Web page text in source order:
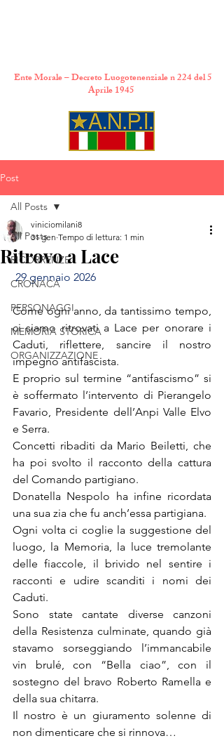
Ente Morale – Decreto Luogotenenziale n 224 del 5
Aprile 1945
Post
All Posts
RICORRENZE
CRONACA
PERSONAGGI
MEMORIA STORICA
ORGANIZZAZIONE
All Posts
Ritrovo a Lace
viniciomilani8
31 gen Tempo di lettura: 1 min
29 gennaio 2026
Come ogni anno, da tantissimo tempo,
ci siamo ritrovati a Lace per onorare i
Caduti, riflettere, sancire il nostro
impegno antifascista.
E proprio sul termine “antifascismo” si
è soffermato l’intervento di Pierangelo
Favario, Presidente dell’Anpi Valle Elvo
e Serra.
Concetti ribaditi da Mario Beiletti, che
ha poi svolto il racconto della cattura
del Comando partigiano.
Donatella Nespolo ha infine ricordata
una sua zia che fu anch’essa partigiana.
Ogni volta ci coglie la suggestione del
luogo, la Memoria, la luce tremolante
delle fiaccole, il brivido nel sentire i
racconti e udire scanditi i nomi dei
Caduti.
Sono state cantate diverse canzoni
della Resistenza culminate, quando già
stavamo sorseggiando l’immancabile
vin brulé, con “Bella ciao”, con il
sostegno del bravo Roberto Ramella e
della sua chitarra.
Il nostro è un giuramento solenne di
non dimenticare che si rinnova…